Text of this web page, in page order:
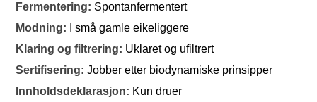
Fermentering: Spontanfermentert
Modning:
I små gamle eikeliggere
Klaring og filtrering: Uklaret og ufiltrert
Sertifisering:Jobber etter biodynamiske prinsipper
Innholdsdeklarasjon: Kun druer